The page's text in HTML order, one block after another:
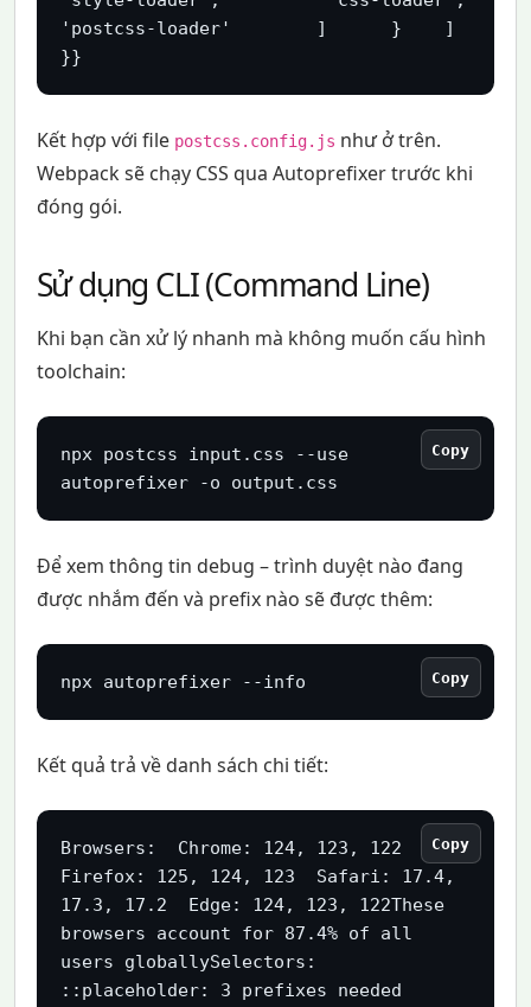
'postcss-loader'        ]      }    ]
}}
Kết hợp với file postcss.config.js như ở trên.
Webpack sẽ chạy CSS qua Autoprefixer trước khi
đóng gói.
Sử dụng CLI (Command Line)
Khi bạn cần xử lý nhanh mà không muốn cấu hình
toolchain:
npx postcss input.css --use
autoprefixer -o output.css
Copy
Để xem thông tin debug – trình duyệt nào đang
được nhắm đến và prefix nào sẽ được thêm:
npx autoprefixer --info Copy
Kết quả trả về danh sách chi tiết:
Browsers:  Chrome: 124, 123, 122
Firefox: 125, 124, 123  Safari: 17.4,
17.3, 17.2  Edge: 124, 123, 122These
browsers account for 87.4% of all
users globallySelectors:
::placeholder: 3 prefixes needed
Copy